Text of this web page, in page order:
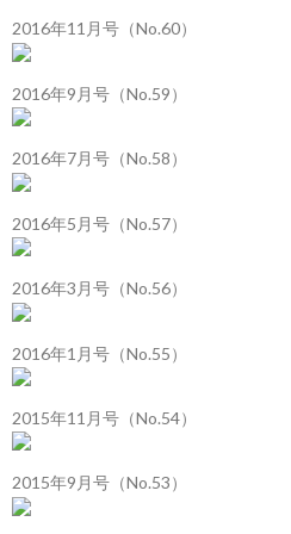
ン
2016年11月号（No.60）
2016年9月号（No.59）
2016年7月号（No.58）
2016年5月号（No.57）
2016年3月号（No.56）
2016年1月号（No.55）
2015年11月号（No.54）
2015年9月号（No.53）